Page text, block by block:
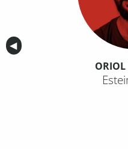
Anterior
◀︎